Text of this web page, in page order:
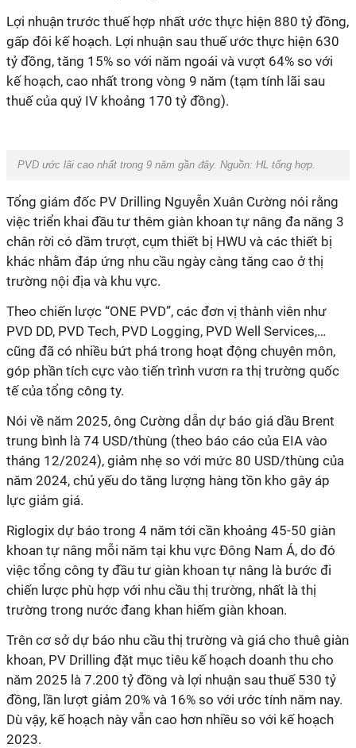
Lợi nhuận trước thuế hợp nhất ước thực hiện 880 tỷ đồng,
gấp đôi kế hoạch. Lợi nhuận sau thuế ước thực hiện 630
tỷ đồng, tăng 15% so với năm ngoái và vượt 64% so với
kế hoạch, cao nhất trong vòng 9 năm (tạm tính lãi sau
thuế của quý IV khoảng 170 tỷ đồng).
PVD ước lãi cao nhất trong 9 năm gần đây. Nguồn: HL tổng hợp.
Tổng giám đốc PV Drilling Nguyễn Xuân Cường nói rằng
việc triển khai đầu tư thêm giàn khoan tự nâng đa năng 3
chân rời có dầm trượt, cụm thiết bị HWU và các thiết bị
khác nhằm đáp ứng nhu cầu ngày càng tăng cao ở thị
trường nội địa và khu vực.
Theo chiến lược “ONE PVD”, các đơn vị thành viên như
PVD DD, PVD Tech, PVD Logging, PVD Well Services,…
cũng đã có nhiều bứt phá trong hoạt động chuyên môn,
góp phần tích cực vào tiến trình vươn ra thị trường quốc
tế của tổng công ty.
Nói về năm 2025, ông Cường dẫn dự báo giá dầu Brent
trung bình là 74 USD/thùng (theo báo cáo của EIA vào
tháng 12/2024), giảm nhẹ so với mức 80 USD/thùng của
năm 2024, chủ yếu do tăng lượng hàng tồn kho gây áp
lực giảm giá.
Riglogix dự báo trong 4 năm tới cần khoảng 45-50 giàn
khoan tự nâng mỗi năm tại khu vực Đông Nam Á, do đó
việc tổng công ty đầu tư giàn khoan tự nâng là bước đi
chiến lược phù hợp với nhu cầu thị trường, nhất là thị
trường trong nước đang khan hiếm giàn khoan.
Trên cơ sở dự báo nhu cầu thị trường và giá cho thuê giàn
khoan, PV Drilling đặt mục tiêu kế hoạch doanh thu cho
năm 2025 là 7.200 tỷ đồng và lợi nhuận sau thuế 530 tỷ
đồng, lần lượt giảm 20% và 16% so với ước tính năm nay.
Dù vậy, kế hoạch này vẫn cao hơn nhiều so với kế hoạch
2023.